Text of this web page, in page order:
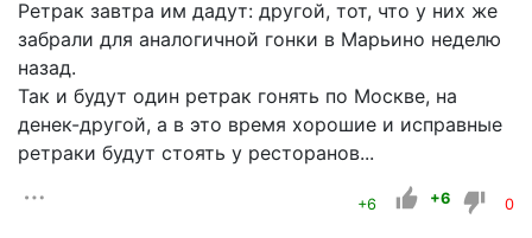
Ретрак завтра им дадут: другой, тот, что у них же
забрали для аналогичной гонки в Марьино неделю
назад.
Так и будут один ретрак гонять по Москве, на
денек-другой, а в это время хорошие и исправные
ретраки будут стоять у ресторанов...
+6 +6 0